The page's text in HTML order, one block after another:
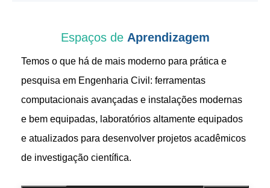
Espaços de Aprendizagem
Temos o que há de mais moderno para prática e
pesquisa em Engenharia Civil: ferramentas
computacionais avançadas e instalações modernas
e bem equipadas, laboratórios altamente equipados
e atualizados para desenvolver projetos acadêmicos
de investigação científica.